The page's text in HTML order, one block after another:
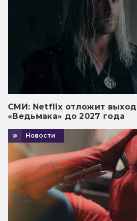
СМИ: Netflix отложит
«Ведьмака» до 2027 года
Новости